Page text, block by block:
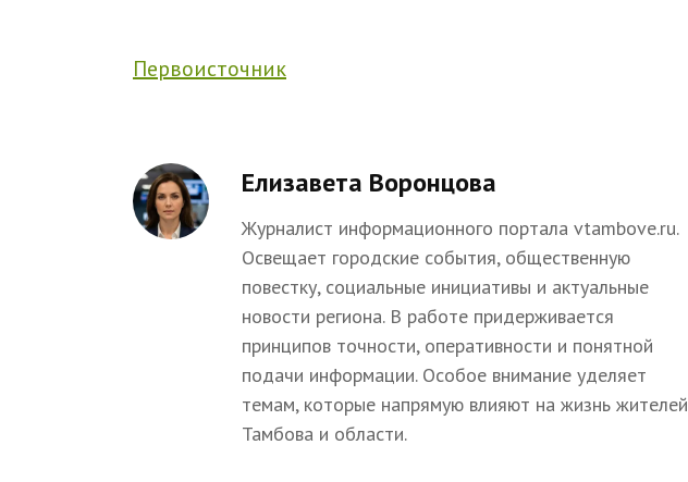
Первоисточник
Елизавета Воронцова
Журналист информационного портала vtambove.ru.
Освещает городские события, общественную
повестку, социальные инициативы и актуальные
новости региона. В работе придерживается
принципов точности, оперативности и понятной
подачи информации. Особое внимание уделяет
темам, которые напрямую влияют на жизнь жителей
Тамбова и области.